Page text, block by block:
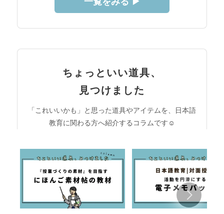
ちょっといい道具、
見つけました
「これいいかも」と思った道具やアイテムを、日本語
教育に関わる方へ紹介するコラムです☺︎